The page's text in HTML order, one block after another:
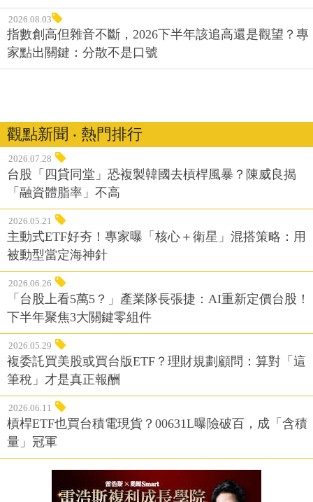
2026.08.03
指數創高但雜音不斷，2026下半年該追高還是觀望？專
家點出關鍵：分散不是口號
觀點新聞 ‧ 熱門排行
2026.07.28
台股「四貸同堂」恐複製韓國去槓桿風暴？陳威良揭
「融資體脂率」不高
2026.05.21
主動式ETF好夯！專家曝「核心＋衛星」混搭策略：用
被動型當定海神針
2026.06.26
「台股上看5萬5？」產業隊長張捷：AI重新定價台股！
下半年聚焦3大關鍵零組件
2026.05.29
複委託買美股或買台版ETF？理財規劃顧問：算對「這
筆稅」才是真正報酬
2026.06.11
槓桿ETF也買台積電現貨？00631L曝險破百，成「含積
量」冠軍